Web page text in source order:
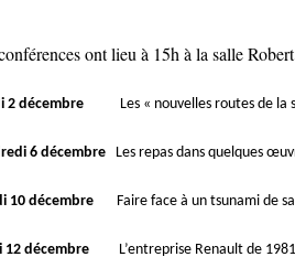
ont lieu à 15h à la salle
2 décembre Les « nouvelles routes de la
6 décembre Les repas dans quelques
10 décembre Faire face à un tsunami de
12 décembre L’entreprise Renault de